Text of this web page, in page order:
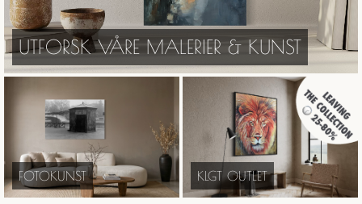
UTFORSK VÅRE MALERIER & KUNST
FOTOKUNST KLGT OUTLET